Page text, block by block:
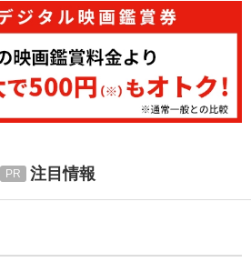
注目情報